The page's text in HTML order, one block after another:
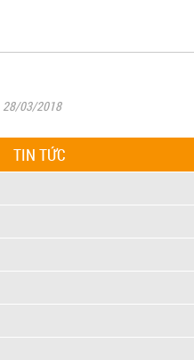
28/03/2018
TIN TỨC